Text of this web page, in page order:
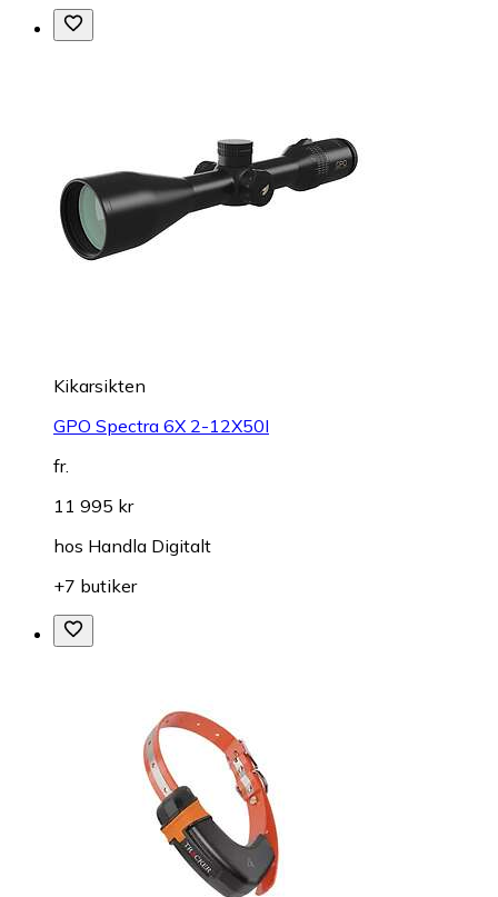
Kikarsikten
GPO Spectra 6X 2-12X50I
fr.
11 995 kr
hos Handla Digitalt
+7 butiker